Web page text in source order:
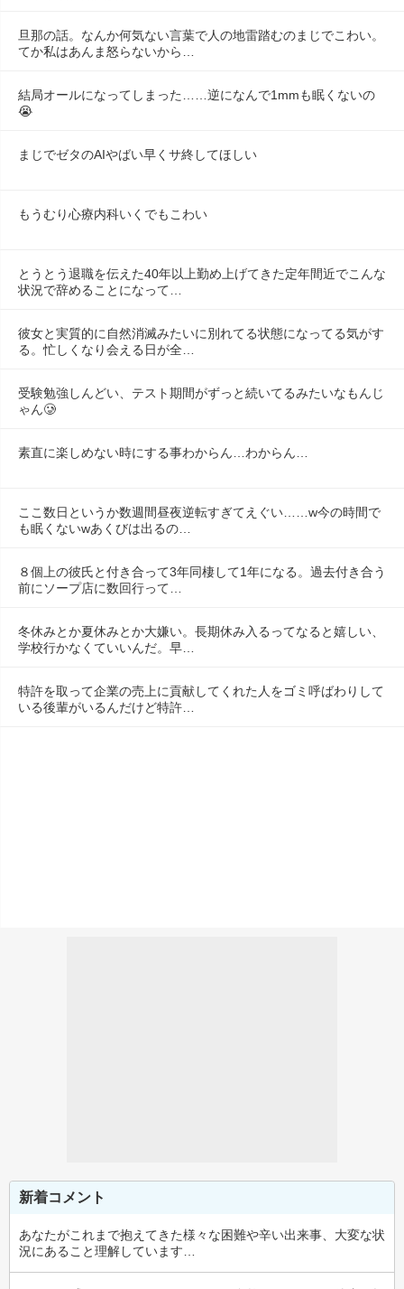
旦那の話。なんか何気ない言葉で人の地雷踏むのまじでこわい。
てか私はあんま怒らないから…
結局オールになってしまった……逆になんで1mmも眠くないの
😭
まじでゼタのAIやばい早くサ終してほしい
もうむり心療内科いくでもこわい
とうとう退職を伝えた40年以上勤め上げてきた定年間近でこんな
状況で辞めることになって…
彼女と実質的に自然消滅みたいに別れてる状態になってる気がす
る。忙しくなり会える日が全…
受験勉強しんどい、テスト期間がずっと続いてるみたいなもんじ
ゃん🥲
素直に楽しめない時にする事わからん…わからん…
ここ数日というか数週間昼夜逆転すぎてえぐい……w今の時間で
も眠くないwあくびは出るの…
８個上の彼氏と付き合って3年同棲して1年になる。過去付き合う
前にソープ店に数回行って…
冬休みとか夏休みとか大嫌い。長期休み入るってなると嬉しい、
学校行かなくていいんだ。早…
特許を取って企業の売上に貢献してくれた人をゴミ呼ばわりして
いる後輩がいるんだけど特許…
新着コメント
あなたがこれまで抱えてきた様々な困難や辛い出来事、大変な状
況にあること理解しています…